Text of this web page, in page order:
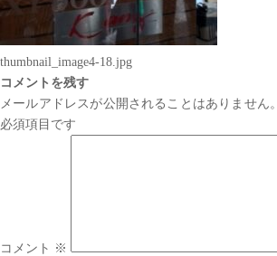
thumbnail_image4-18.jpg
コメントを残す
メールアドレスが公開されることはありません。
必須項目です
コメント ※